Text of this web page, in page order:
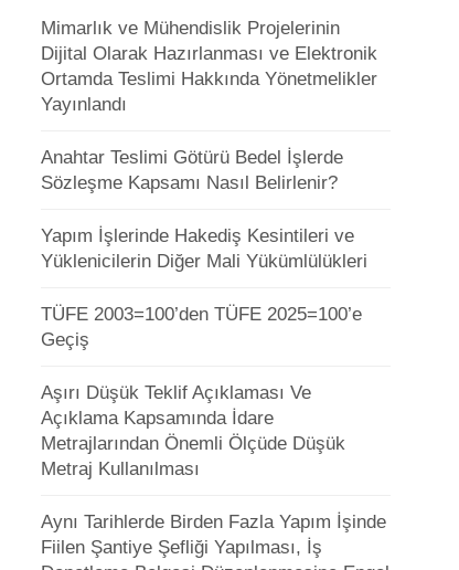
Mimarlık ve Mühendislik Projelerinin
Dijital Olarak Hazırlanması ve Elektronik
Ortamda Teslimi Hakkında Yönetmelikler
Yayınlandı
Anahtar Teslimi Götürü Bedel İşlerde
Sözleşme Kapsamı Nasıl Belirlenir?
Yapım İşlerinde Hakediş Kesintileri ve
Yüklenicilerin Diğer Mali Yükümlülükleri
TÜFE 2003=100’den TÜFE 2025=100’e
Geçiş
Aşırı Düşük Teklif Açıklaması Ve
Açıklama Kapsamında İdare
Metrajlarından Önemli Ölçüde Düşük
Metraj Kullanılması
Aynı Tarihlerde Birden Fazla Yapım İşinde
Fiilen Şantiye Şefliği Yapılması, İş